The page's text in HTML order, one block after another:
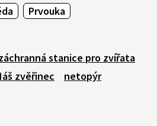
Prvouka
stanice pro zvířata
zvěřinec
netopýr